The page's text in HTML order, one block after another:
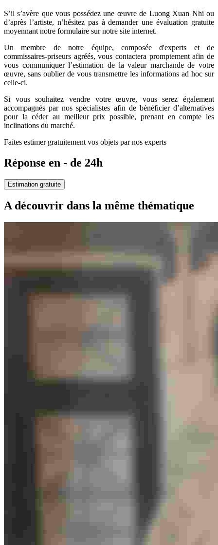
S’il s’avère que vous possédez une œuvre de Luong Xuan Nhi ou
d’après l’artiste, n’hésitez pas à demander une évaluation gratuite
moyennant notre formulaire sur notre site internet.
Un membre de notre équipe, composée d'experts et de
commissaires-priseurs agréés, vous contactera promptement afin de
vous communiquer l’estimation de la valeur marchande de votre
œuvre, sans oublier de vous transmettre les informations ad hoc sur
celle-ci.
Si vous souhaitez vendre votre œuvre, vous serez également
accompagnés par nos spécialistes afin de bénéficier d’alternatives
pour la céder au meilleur prix possible, prenant en compte les
inclinations du marché.
Faites estimer gratuitement vos objets par nos experts
Réponse en - de 24h
Estimation gratuite
A découvrir dans la même thématique